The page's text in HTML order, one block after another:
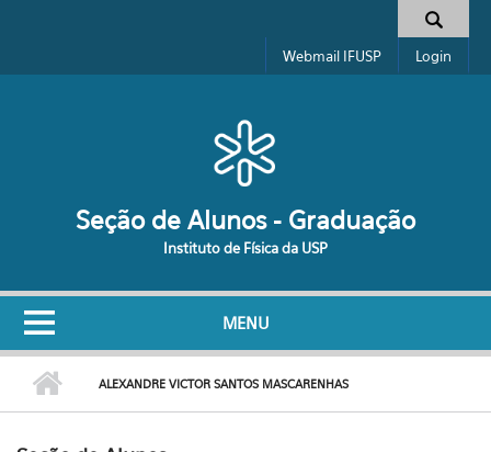
Formulário de busca
Webmail IFUSP Login
Seção de Alunos - Graduação
Instituto de Física da USP
MENU
ALEXANDRE VICTOR SANTOS MASCARENHAS